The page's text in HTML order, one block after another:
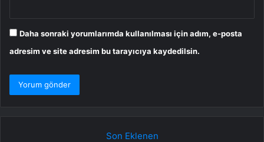
Daha sonraki yorumlarımda kullanılması için adım, e-posta
adresim ve site adresim bu tarayıcıya kaydedilsin.
Son Eklenen